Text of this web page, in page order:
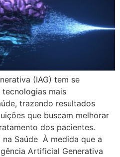
(IAG) tem se
mais
trazendo resultados
que buscam melhorar
dos pacientes.
Saúde À medida que a
Artificial Generativa